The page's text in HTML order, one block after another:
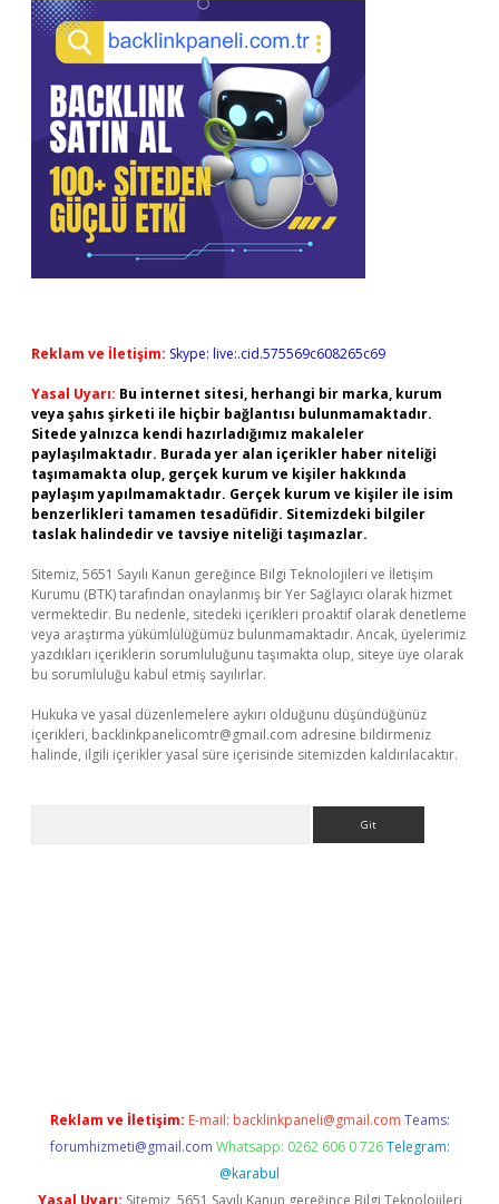
Reklam ve İletişim: Skype: live:.cid.575569c608265c69
Yasal Uyarı: Bu internet sitesi, herhangi bir marka, kurum
veya şahıs şirketi ile hiçbir bağlantısı bulunmamaktadır.
Sitede yalnızca kendi hazırladığımız makaleler
paylaşılmaktadır. Burada yer alan içerikler haber niteliği
taşımamakta olup, gerçek kurum ve kişiler hakkında
paylaşım yapılmamaktadır. Gerçek kurum ve kişiler ile isim
benzerlikleri tamamen tesadüfidir. Sitemizdeki bilgiler
taslak halindedir ve tavsiye niteliği taşımazlar.
Sitemiz, 5651 Sayılı Kanun gereğince Bilgi Teknolojileri ve İletişim
Kurumu (BTK) tarafından onaylanmış bir Yer Sağlayıcı olarak hizmet
vermektedir. Bu nedenle, sitedeki içerikleri proaktif olarak denetleme
veya araştırma yükümlülüğümüz bulunmamaktadır. Ancak, üyelerimiz
yazdıkları içeriklerin sorumluluğunu taşımakta olup, siteye üye olarak
bu sorumluluğu kabul etmiş sayılırlar.
Hukuka ve yasal düzenlemelere aykırı olduğunu düşündüğünüz
içerikleri, backlinkpanelicomtr@gmail.com adresine bildirmeniz
halinde, ilgili içerikler yasal süre içerisinde sitemizden kaldırılacaktır.
Reklam ve İletişim: E-mail: backlinkpaneli@gmail.com Teams:
forumhizmeti@gmail.com Whatsapp: 0262 606 0 726 Telegram:
@karabul
Yasal Uyarı: Sitemiz, 5651 Sayılı Kanun gereğince Bilgi Teknolojileri